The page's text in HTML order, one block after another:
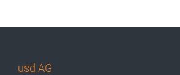
usd AG